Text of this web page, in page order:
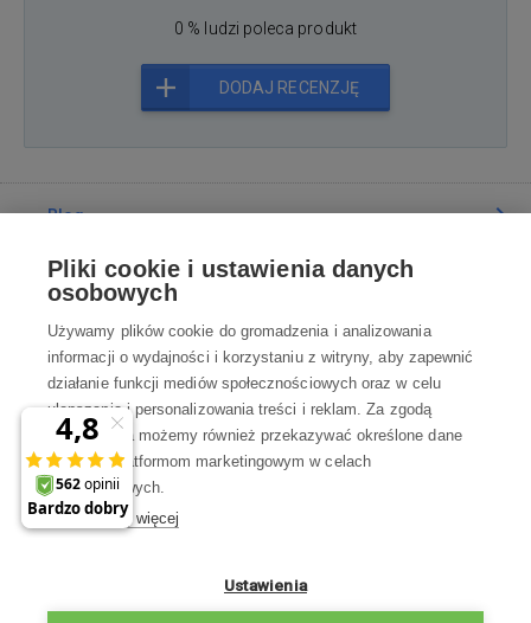
0 % ludzi poleca produkt
DODAJ RECENZJĘ
Blog
Poradnia
Wszystko o zakupach
Kontakt
Skontaktuj się z Nami
Pon-Pt 8:00—17:00
na pierwsze zakupy?
Pliki cookie i ustawienia danych
osobowych
Używamy plików cookie do gromadzenia i analizowania
informacji o wydajności i korzystaniu z witryny, aby zapewnić
działanie funkcji mediów społecznościowych oraz w celu
ulepszania i personalizowania treści i reklam. Za zgodą
użytkownika możemy również przekazywać określone dane
osobowe platformom marketingowym w celach
marketingowych.
Dowiedz się więcej
Ustawienia